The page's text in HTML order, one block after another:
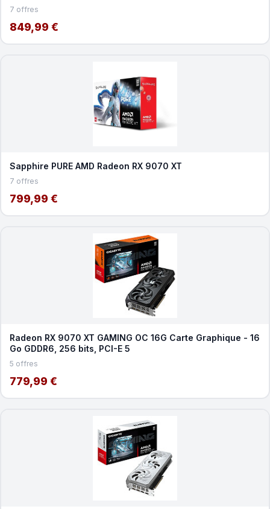
7 offres
849,99 €
Sapphire PURE AMD Radeon RX 9070 XT
7 offres
799,99 €
Radeon RX 9070 XT GAMING OC 16G Carte Graphique - 16
Go GDDR6, 256 bits, PCI-E 5
5 offres
779,99 €